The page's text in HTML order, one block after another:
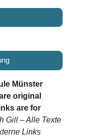
Münster
original
are for
Gill – Alle Texte
Links